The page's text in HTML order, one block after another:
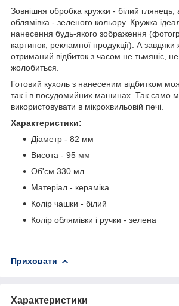
Зовнішня обробка кружки - білий глянець,
облямівка - зеленого кольору. Кружка
нанесення будь-якого зображення
картинок, рекламної продукції). А завдяки
отриманий відбиток з часом не тьмяніє, не
жолобиться.
Готовий кухоль з нанесеним відбитком
так і в посудомийних машинах. Так само
використовувати в мікрохвильовій печі.
Характеристики:
Діаметр - 82 мм
Висота - 95 мм
Об'єм 330 мл
Матеріал - кераміка
Колір чашки - білий
Колір облямівки і ручки - зелена
Приховати
Характеристики